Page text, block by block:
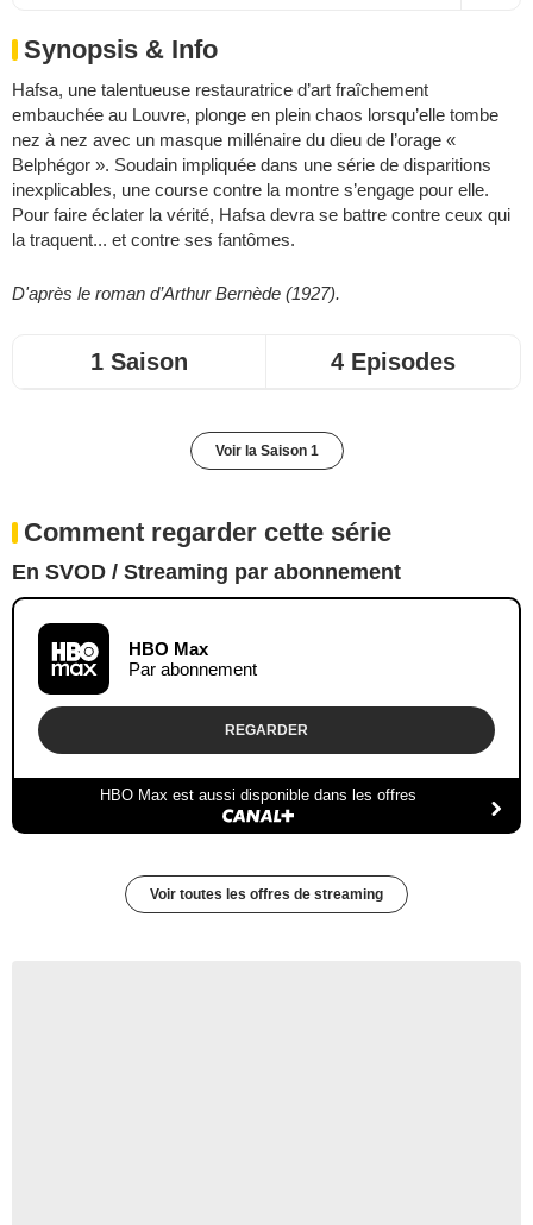
Synopsis & Info
Hafsa, une talentueuse restauratrice d’art fraîchement
embauchée au Louvre, plonge en plein chaos lorsqu’elle tombe
nez à nez avec un masque millénaire du dieu de l’orage «
Belphégor ». Soudain impliquée dans une série de disparitions
inexplicables, une course contre la montre s’engage pour elle.
Pour faire éclater la vérité, Hafsa devra se battre contre ceux qui
la traquent... et contre ses fantômes.
D'après le roman d’Arthur Bernède (1927).
1 Saison 4 Episodes
Voir la Saison 1
Comment regarder cette série
En SVOD / Streaming par abonnement
HBO Max
Par abonnement
REGARDER
HBO Max est aussi disponible dans les offres
Voir toutes les offres de streaming